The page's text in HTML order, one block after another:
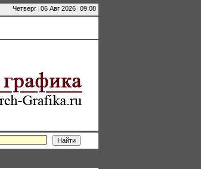
Четверг | 06 Авг 2026 | 09:08